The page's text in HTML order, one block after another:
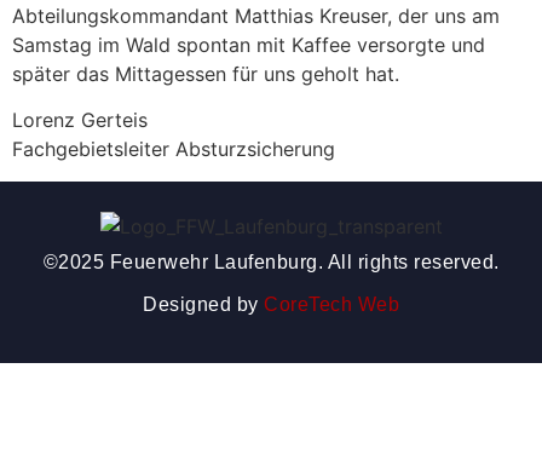
Abteilungskommandant Matthias Kreuser, der uns am
Samstag im Wald spontan mit Kaffee versorgte und
später das Mittagessen für uns geholt hat.
Lorenz Gerteis
Fachgebietsleiter Absturzsicherung
©2025 Feuerwehr Laufenburg. All rights reserved.
Designed by CoreTech Web